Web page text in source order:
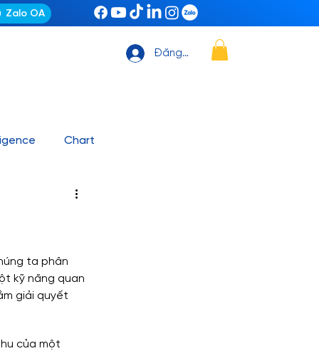
Zalo OA
Đăng nhập
Chart
Automation
Github – VS Code
ta phân
kỹ năng quan
giải quyết
của một